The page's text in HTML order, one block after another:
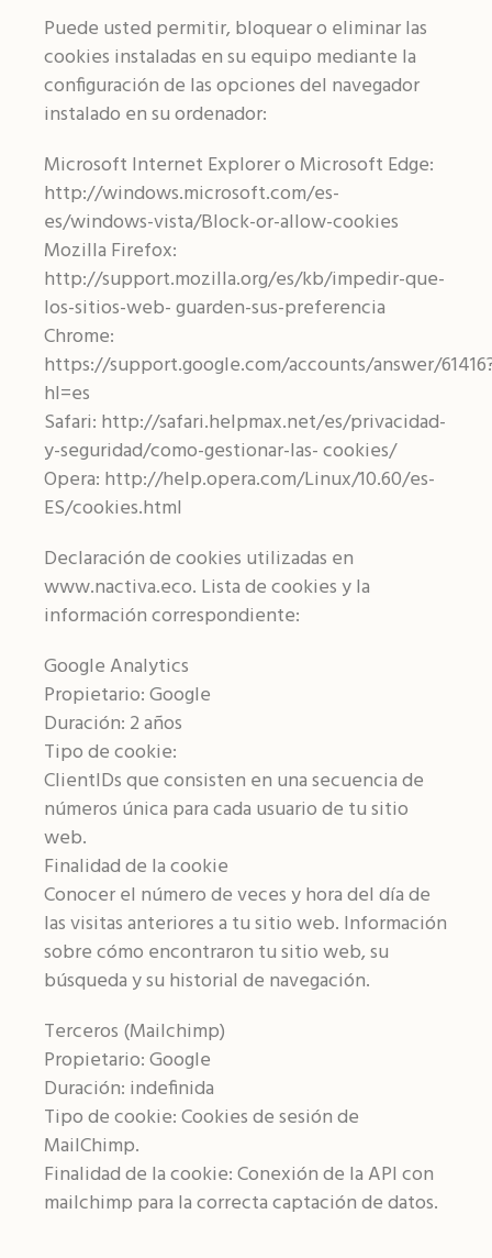
Puede usted permitir, bloquear o eliminar las
cookies instaladas en su equipo mediante la
configuración de las opciones del navegador
instalado en su ordenador:
Microsoft Internet Explorer o Microsoft Edge:
http://windows.microsoft.com/es-
es/windows-vista/Block-or-allow-cookies
Mozilla Firefox:
http://support.mozilla.org/es/kb/impedir-que-
los-sitios-web- guarden-sus-preferencia
Chrome:
https://support.google.com/accounts/answer/
hl=es
Safari: http://safari.helpmax.net/es/privacidad-
y-seguridad/como-gestionar-las- cookies/
Opera: http://help.opera.com/Linux/10.60/es-
ES/cookies.html
Declaración de cookies utilizadas en
www.nactiva.eco. Lista de cookies y la
información correspondiente:
Google Analytics
Propietario: Google
Duración: 2 años
Tipo de cookie:
ClientIDs que consisten en una secuencia de
números única para cada usuario de tu sitio
web.
Finalidad de la cookie
Conocer el número de veces y hora del día de
las visitas anteriores a tu sitio web. Información
sobre cómo encontraron tu sitio web, su
búsqueda y su historial de navegación.
Terceros (Mailchimp)
Propietario: Google
Duración: indefinida
Tipo de cookie: Cookies de sesión de
MailChimp.
Finalidad de la cookie: Conexión de la API con
mailchimp para la correcta captación de datos.